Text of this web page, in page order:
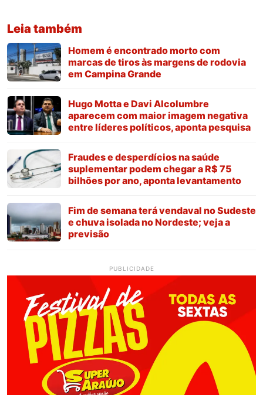
Leia também
Homem é encontrado morto com
marcas de tiros às margens de rodovia
em Campina Grande
Hugo Motta e Davi Alcolumbre
aparecem com maior imagem negativa
entre líderes políticos, aponta pesquisa
Fraudes e desperdícios na saúde
suplementar podem chegar a R$ 75
bilhões por ano, aponta levantamento
Fim de semana terá vendaval no Sudeste
e chuva isolada no Nordeste; veja a
previsão
PUBLICIDADE